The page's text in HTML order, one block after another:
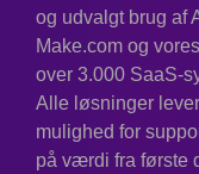
og udvalgt brug af
Make.com og
over 3.000 SaaS-
Alle løsninger
mulighed for
på værdi fra første